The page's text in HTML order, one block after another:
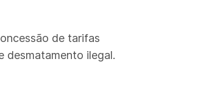
de tarifas
desmatamento ilegal.